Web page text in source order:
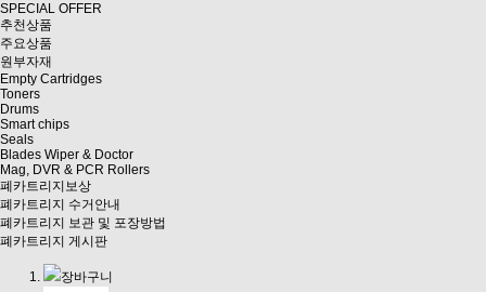
SPECIAL OFFER
추천상품
주요상품
원부자재
Empty Cartridges
Toners
Drums
Smart chips
Seals
Blades Wiper & Doctor
Mag, DVR & PCR Rollers
폐카트리지보상
폐카트리지 수거안내
폐카트리지 보관 및 포장방법
폐카트리지 게시판
장바구니